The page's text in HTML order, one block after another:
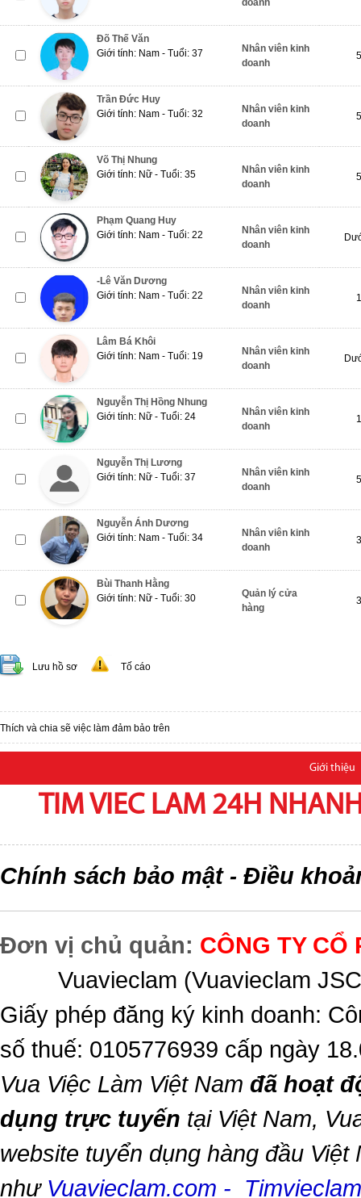
doanh
Đõ Thế Văn
Giới tính: Nam - Tuổi: 37
Nhân viên kinh
doanh
Trần Đức Huy
Giới tính: Nam - Tuổi: 32
Nhân viên kinh
doanh
Võ Thị Nhung
Giới tính: Nữ - Tuổi: 35
Nhân viên kinh
doanh
Phạm Quang Huy
Giới tính: Nam - Tuổi: 22
Nhân viên kinh
doanh
-Lê Văn Dương
Giới tính: Nam - Tuổi: 22
Nhân viên kinh
doanh
Lâm Bá Khôi
Giới tính: Nam - Tuổi: 19
Nhân viên kinh
doanh
Nguyễn Thị Hồng Nhung
Giới tính: Nữ - Tuổi: 24
Nhân viên kinh
doanh
Nguyễn Thị Lương
Giới tính: Nữ - Tuổi: 37
Nhân viên kinh
doanh
Nguyễn Ánh Dương
Giới tính: Nam - Tuổi: 34
Nhân viên kinh
doanh
Bùi Thanh Hằng
Giới tính: Nữ - Tuổi: 30
Quản lý cửa
hàng
Lưu hồ sơ Tố cáo
Thích và chia sẽ việc làm đảm bảo trên
Giới thiệu
TIM VIEC LAM 24H
Chính sách bảo mật- Điều
Đơn vị chủ quản: CÔNG TY CỔ
Vuavieclam (Vuavieclam
Giấy phép đăng ký kinh doanh:
số thuế: 0105776939 cấp ngày
Vua Việc Làm Việt Nam đã hoạt
dụng trực tuyến tại Việt Nam,
website tuyển dụng hàng đầu Việt
như Vuavieclam.com -